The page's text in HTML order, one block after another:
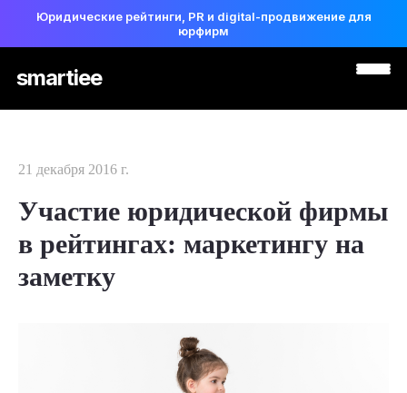
Юридические рейтинги, PR и digital-продвижение для
юрфирм
smartiee
21 декабря 2016 г.
Участие юридической фирмы
в рейтингах: маркетингу на
заметку